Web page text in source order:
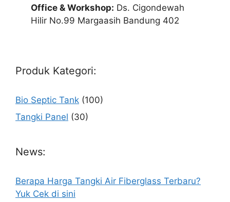
Office & Workshop: Ds. Cigondewah
Hilir No.99 Margaasih Bandung 402
Produk Kategori:
Bio Septic Tank (100)
Tangki Panel (30)
News:
Berapa Harga Tangki Air Fiberglass Terbaru?
Yuk Cek di sini